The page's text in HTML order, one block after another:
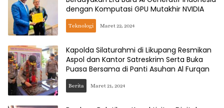
dengan Komputasi GPU Mutakhir NVIDIA
Teknologi Maret 22, 2024
Kapolda Silaturahmi di Likupang Resmikan
Aspol dan Kantor Satreskrim Serta Buka
Puasa Bersama di Panti Asuhan Al Furqan
Berita Maret 21, 2024